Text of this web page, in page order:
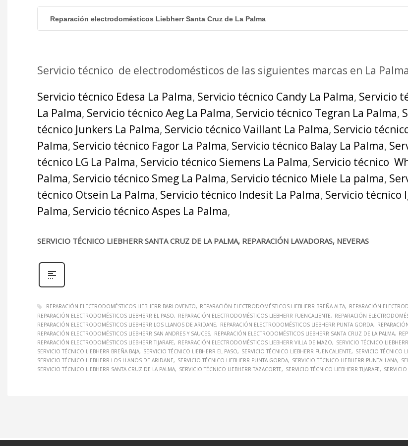
Reparación electrodomésticos Liebherr Santa Cruz de La Palma
Servicio técnico de electrodomésticos de las siguientes marcas en La
Servicio técnico Edesa La Palma, Servicio técnico Candy La Palma, Servicio
La Palma, Servicio técnico Aeg La Palma, Servicio técnico Tegran La Palma,
técnico Junkers La Palma, Servicio técnico Vaillant La Palma, Servicio
Palma, Servicio técnico Fagor La Palma, Servicio técnico Balay La Palma,
técnico LG La Palma, Servicio técnico Siemens La Palma, Servicio técnico
Palma, Servicio técnico Smeg La Palma, Servicio técnico Miele La palma,
técnico Otsein La Palma, Servicio técnico Indesit La Palma, Servicio técnico
Palma, Servicio técnico Aspes La Palma,
SERVICIO TÉCNICO LIEBHERR SANTA CRUZ DE LA PALMA, REPARACIÓN LAVADORAS, NEVERAS
REPARACIÓN ELECTRODOMÉSTICOS LIEBHERR BARLOVENTO REPARACIÓN ELECTRODOMÉSTICOS LIEBHERR BREÑA ALTA
REPARACIÓN
REPARACIÓN ELECTRODOMÉSTICOS LIEBHERR EL PASO
REPARACIÓN ELECTRODOMÉSTICOS LIEBHERR FUENCALIENTE REPARACIÓN
REPARACIÓN ELECTRODOMÉSTICOS LIEBHERR LOS LLANOS DE ARIDANE
REPARACIÓN ELECTRODOMÉSTICOS LIEBHERR PUNTA GORDA
REPARACIÓN ELECTRODOMÉSTICOS LIEBHERR SAN ANDRES Y SAUCES
REPARACIÓN ELECTRODOMÉSTICOS LIEBHERR SANTA CRUZ DE LA PALMA
REPARACIÓN ELECTRODOMÉSTICOS LIEBHERR TIJARAFE
REPARACIÓN ELECTRODOMÉSTICOS LIEBHERR VILLA DE MAZO SERVICIO TÉCNICO
SERVICIO TÉCNICO LIEBHERR BREÑA BAJA
SERVICIO TÉCNICO LIEBHERR EL PASO SERVICIO TÉCNICO LIEBHERR FUENCALIENTE SERVICIO TÉCNICO
SERVICIO TÉCNICO LIEBHERR LOS LLANOS DE ARIDANE
SERVICIO TÉCNICO LIEBHERR PUNTA GORDA SERVICIO TÉCNICO LIEBHERR PUNTALLANA
SERVICIO TÉCNICO LIEBHERR SANTA CRUZ DE LA PALMA
SERVICIO TÉCNICO LIEBHERR TAZACORTE SERVICIO TÉCNICO LIEBHERR TIJARAFE